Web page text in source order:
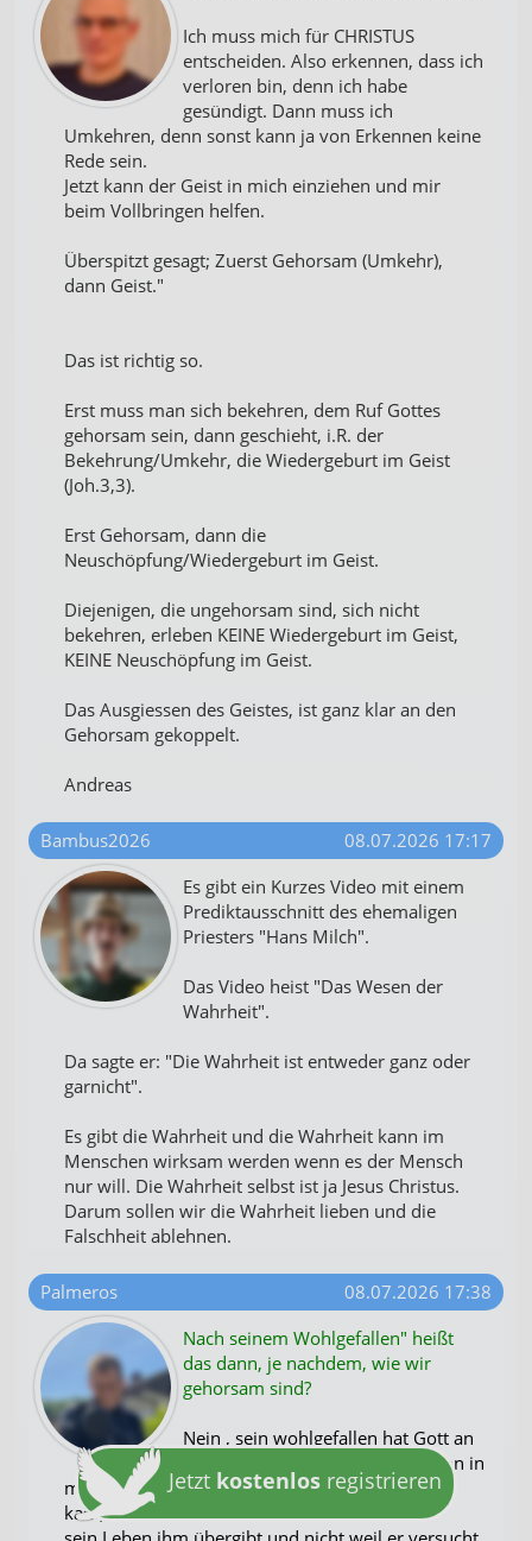
Ich muss mich für CHRISTUS
entscheiden. Also erkennen, dass ich
verloren bin, denn ich habe
gesündigt. Dann muss ich
Umkehren, denn sonst kann ja von Erkennen keine
Rede sein.
Jetzt kann der Geist in mich einziehen und mir
beim Vollbringen helfen.
Überspitzt gesagt; Zuerst Gehorsam (Umkehr),
dann Geist."
Das ist richtig so.
Erst muss man sich bekehren, dem Ruf Gottes
gehorsam sein, dann geschieht, i.R. der
Bekehrung/Umkehr, die Wiedergeburt im Geist
(Joh.3,3).
Erst Gehorsam, dann die
Neuschöpfung/Wiedergeburt im Geist.
Diejenigen, die ungehorsam sind, sich nicht
bekehren, erleben KEINE Wiedergeburt im Geist,
KEINE Neuschöpfung im Geist.
Das Ausgiessen des Geistes, ist ganz klar an den
Gehorsam gekoppelt.
Andreas
Bambus2026
08.07.2026 17:17
Es gibt ein Kurzes Video mit einem
Prediktausschnitt des ehemaligen
Priesters "Hans Milch".
Das Video heist "Das Wesen der
Wahrheit".
Da sagte er: "Die Wahrheit ist entweder ganz oder
garnicht".
Es gibt die Wahrheit und die Wahrheit kann im
Menschen wirksam werden wenn es der Mensch
nur will. Die Wahrheit selbst ist ja Jesus Christus.
Darum sollen wir die Wahrheit lieben und die
Falschheit ablehnen.
Palmeros
08.07.2026 17:38
Nach seinem Wohlgefallen" heißt
das dann, je nachdem, wie wir
gehorsam sind?
Nein , sein wohlgefallen hat Gott an
demjenigen der wie es auch schon in
mehreren Kommentaren zuvor zum Ausdruck
kam, sich unter den Willen Gottes stellt und
Jetzt kostenlos registrieren